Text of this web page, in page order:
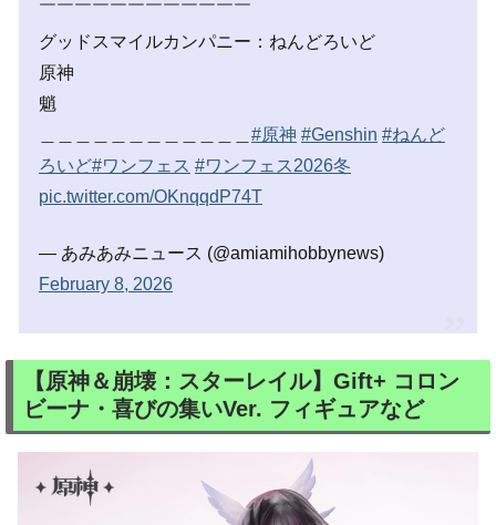
￣￣￣￣￣￣￣￣￣￣￣￣
グッドスマイルカンパニー：ねんどろいど
原神
魈
#原神 #Genshin #ねんど
ろいど#ワンフェス #ワンフェス2026冬
pic.twitter.com/OKnqqdP74T
— あみあみニュース (@amiamihobbynews)
February 8, 2026
【原神＆崩壊：スターレイル】Gift+ コロン
ビーナ・喜びの集いVer. フィギュアなど